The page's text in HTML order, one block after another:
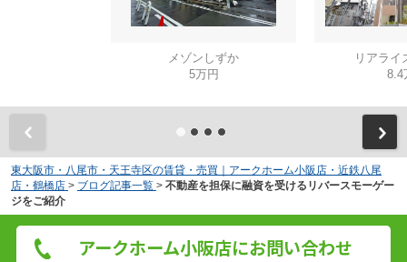
メゾンしずか
5万円
リアライ
8.4
東大阪市・八尾市・天王寺区の賃貸・売買｜アークホーム小阪店・近鉄八尾
店・鶴橋店 > ブログ記事一覧 > 不動産を担保に融資を受けるリバースモーゲー
ジをご紹介
アークホーム小阪店にお問い合わせ